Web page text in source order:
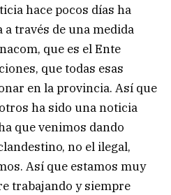
hace pocos días ha
través de una medida
que es el Ente
que todas esas
en la provincia. Así que
ha sido una noticia
que venimos dando
no el ilegal,
Así que estamos muy
trabajando y siempre